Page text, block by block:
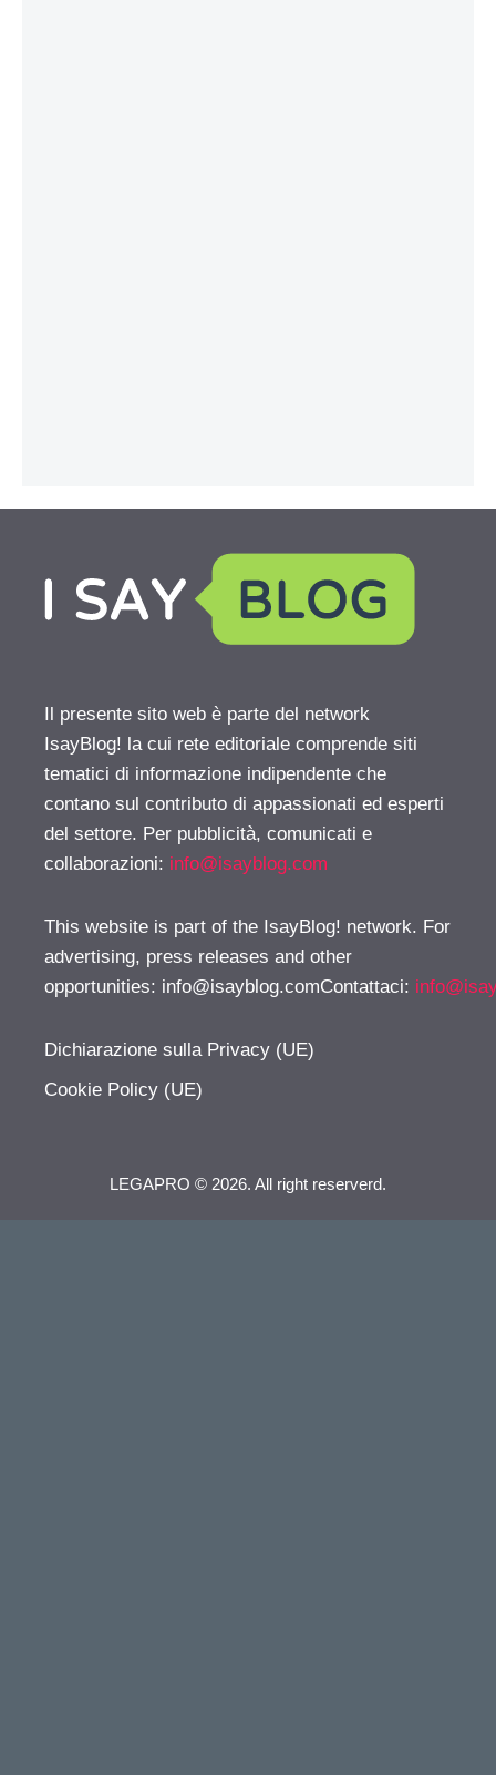
Il presente sito web è parte del network
IsayBlog! la cui rete editoriale comprende siti
tematici di informazione indipendente che
contano sul contributo di appassionati ed esperti
del settore. Per pubblicità, comunicati e
collaborazioni: info@isayblog.com
This website is part of the IsayBlog! network. For
advertising, press releases and other
opportunities: info@isayblog.comContattaci:
Dichiarazione sulla Privacy (UE)
Cookie Policy (UE)
LEGAPRO © 2026. All right reserverd.